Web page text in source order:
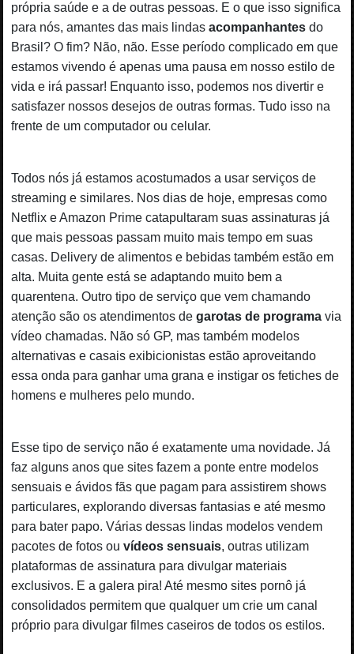
própria saúde e a de outras pessoas. E o que isso significa
para nós, amantes das mais lindasacompanhantes do
Brasil? O fim? Não, não. Esse período complicado em que
estamos vivendo é apenas uma pausa em nosso estilo de
vida e irá passar! Enquanto isso, podemos nos divertir e
satisfazer nossos desejos de outras formas. Tudo isso na
frente de um computador ou celular.
Todos nós já estamos acostumados a usar serviços de
streaming e similares. Nos dias de hoje, empresas como
Netflix e Amazon Prime catapultaram suas assinaturas já
que mais pessoas passam muito mais tempo em suas
casas. Delivery de alimentos e bebidas também estão em
alta. Muita gente está se adaptando muito bem a
quarentena. Outro tipo de serviço que vem chamando
atenção são os atendimentos degarotas de programa via
vídeo chamadas. Não só GP, mas também modelos
alternativas e casais exibicionistas estão aproveitando
essa onda para ganhar uma grana e instigar os fetiches de
homens e mulheres pelo mundo.
Esse tipo de serviço não é exatamente uma novidade. Já
faz alguns anos que sites fazem a ponte entre modelos
sensuais e ávidos fãs que pagam para assistirem shows
particulares, explorando diversas fantasias e até mesmo
para bater papo. Várias dessas lindas modelos vendem
pacotes de fotos ouvídeos sensuais, outras utilizam
plataformas de assinatura para divulgar materiais
exclusivos. E a galera pira! Até mesmo sites pornô já
consolidados permitem que qualquer um crie um canal
próprio para divulgar filmes caseiros de todos os estilos.